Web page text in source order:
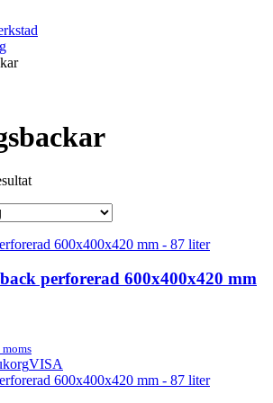
perforerad 600x400x420 mm
VISA